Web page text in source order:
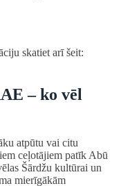
skatiet arī šeit:
– ko vēl
atpūtu vai citu
ceļotājiem patīk Abū
Šārdžu kultūrai un
mierīgākām